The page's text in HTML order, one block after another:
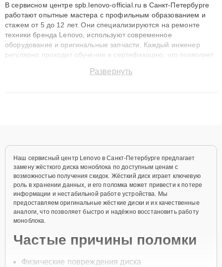
В сервисном центре spb.lenovo-official.ru в Санкт-Петербурге
работают опытные мастера с профильным образованием и
стажем от 5 до 12 лет. Они специализируются на ремонте
техники бренда Lenovo, используют современное
оборудование и оригинальные запчасти. Каждый инженер
регулярно проходит обучение и сертификацию, что позволяет
технику с сохранением гарантии до 3 лет. Наши мастера
Развернуть
Наш сервисный центр Lenovo в Санкт-Петербурге предлагает
замену жёсткого диска моноблока по доступным ценам с
возможностью получения скидок. Жёсткий диск играет ключевую
роль в хранении данных, и его поломка может привести к потере
информации и нестабильной работе устройства. Мы
предоставляем оригинальные жёсткие диски и их качественные
аналоги, что позволяет быстро и надёжно восстановить работу
моноблока.
Частые причины поломки
Физические повреждения диска